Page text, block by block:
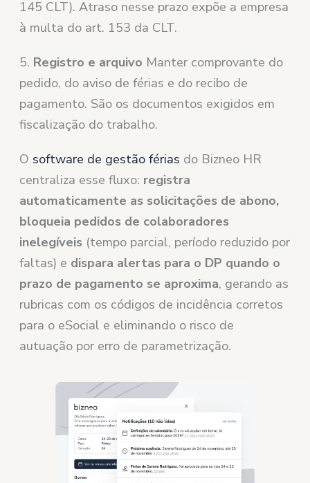
145 CLT). Atraso nesse prazo expõe a empresa
à multa do art. 153 da CLT.
5. Registro e arquivo Manter comprovante do
pedido, do aviso de férias e do recibo de
pagamento. São os documentos exigidos em
fiscalização do trabalho.
O software de gestão férias do Bizneo HR
centraliza esse fluxo: registra
automaticamente as solicitações de abono,
bloqueia pedidos de colaboradores
inelegíveis (tempo parcial, período reduzido por
faltas) e dispara alertas para o DP quando o
prazo de pagamento se aproxima, gerando as
rubricas com os códigos de incidência corretos
para o eSocial e eliminando o risco de
autuação por erro de parametrização.